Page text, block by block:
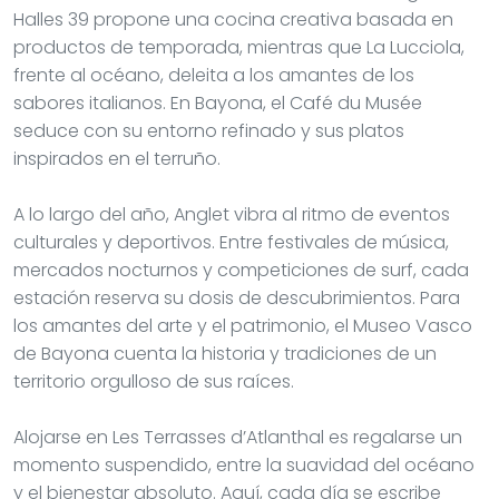
Halles 39 propone una cocina creativa basada en
productos de temporada, mientras que La Lucciola,
frente al océano, deleita a los amantes de los
sabores italianos. En Bayona, el Café du Musée
seduce con su entorno refinado y sus platos
inspirados en el terruño.
A lo largo del año, Anglet vibra al ritmo de eventos
culturales y deportivos. Entre festivales de música,
mercados nocturnos y competiciones de surf, cada
estación reserva su dosis de descubrimientos. Para
los amantes del arte y el patrimonio, el Museo Vasco
de Bayona cuenta la historia y tradiciones de un
territorio orgulloso de sus raíces.
Alojarse en Les Terrasses d’Atlanthal es regalarse un
momento suspendido, entre la suavidad del océano
y el bienestar absoluto. Aquí, cada día se escribe